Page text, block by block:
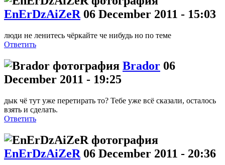
EnErDzAiZeR 06 December 2011 - 15:03
люди не ленитесь чёркайте че нибудь но по теме
Ответить
Brador 06
December 2011 - 19:25
дык чё тут уже перетирать то? Тебе уже всё сказали, осталось
взять и сделать.
Ответить
EnErDzAiZeR 06 December 2011 - 20:36